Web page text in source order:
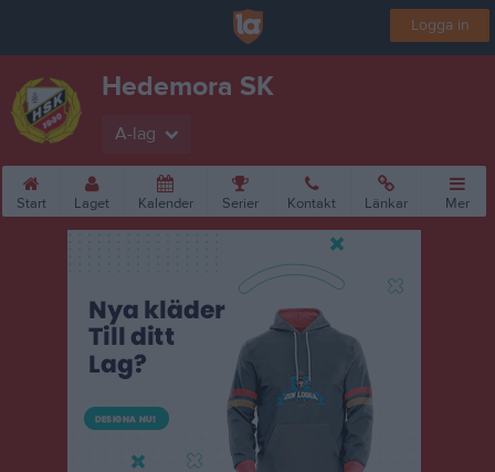
Logga in
Hedemora SK
A-lag
Start Laget Kalender Serier Kontakt Länkar Mer